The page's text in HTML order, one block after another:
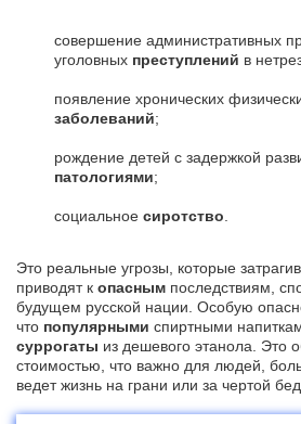
совершение административных
уголовных преступлений в
появление хронических
заболеваний;
рождение детей с задержкой
патологиями;
социальное сиротство
Это реальные угрозы, которые
приводят к опасным последствиям,
будущем русской нации. Особую
что популярными спиртными
суррогаты из дешевого этанола. Это
стоимостью, что важно для людей,
ведет жизнь на грани или за чертой